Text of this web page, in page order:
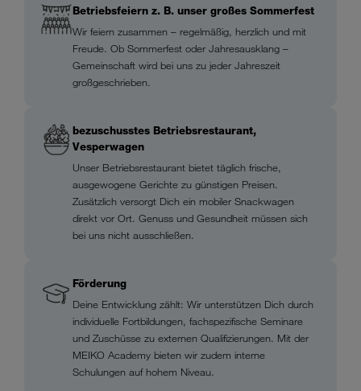
Betriebsfeiern z. B. unser großes Sommerfest
Wir feiern zusammen – regelmäßig, herzlich und mit
Freude. Ob Sommerfest oder Jahresausklang –
Gemeinschaft wird bei uns zu jeder Jahreszeit
großgeschrieben.
bezuschusstes Betriebsrestaurant,
Vesperwagen
Unser Betriebsrestaurant bietet täglich frische,
ausgewogene Gerichte zu günstigen Preisen.
Zusätzlich versorgt Dich ein mobiler Snackwagen
direkt vor Ort. Genuss und Gesundheit müssen sich
bei uns nicht ausschließen.
Förderung
Deine Entwicklung zählt: Wir unterstützen Dich durch
individuelle Fortbildungen, fachspezifische Seminare
und Zuschüsse zu externen Qualifizierungen. Mit der
MEIKO Academy bieten wir zudem interne
Schulungen auf hohem Niveau.